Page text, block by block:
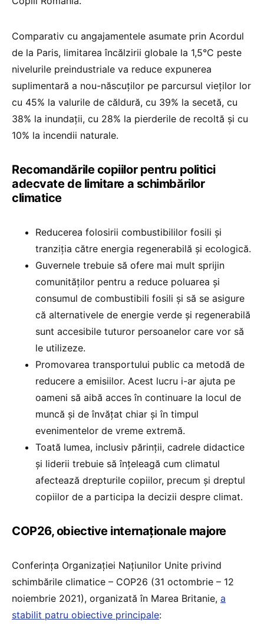
Comparativ cu angajamentele asumate prin Acordul
de la Paris, limitarea încălzirii globale la 1,5°C peste
nivelurile preindustriale va reduce expunerea
suplimentară a nou-născuților pe parcursul vieților lor
cu 45% la valurile de căldură, cu 39% la secetă, cu
38% la inundații, cu 28% la pierderile de recoltă și cu
10% la incendii naturale.
Recomandările copiilor pentru politici
adecvate de limitare a schimbărilor
climatice
Reducerea folosirii combustibililor fosili și
tranziția către energia regenerabilă și ecologică.
Guvernele trebuie să ofere mai mult sprijin
comunităților pentru a reduce poluarea și
consumul de combustibili fosili și să se asigure
că alternativele de energie verde și regenerabilă
sunt accesibile tuturor persoanelor care vor să
le utilizeze.
Promovarea transportului public ca metodă de
reducere a emisiilor. Acest lucru i-ar ajuta pe
oameni să aibă acces în continuare la locul de
muncă și de învățat chiar și în timpul
evenimentelor de vreme extremă.
Toată lumea, inclusiv părinții, cadrele didactice
și liderii trebuie să înțeleagă cum climatul
afectează drepturile copiilor, precum și dreptul
copiilor de a participa la decizii despre climat.
COP26, obiective internaționale majore
Conferința Organizației Națiunilor Unite privind
schimbările climatice – COP26 (31 octombrie – 12
noiembrie 2021), organizată în Marea Britanie, a
stabilit patru obiective principale: